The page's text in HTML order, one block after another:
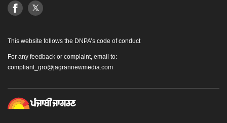
This website follows the DNPA’s code of conduct
For any feedback or complaint, email to:
compliant_gro@jagrannewmedia.com